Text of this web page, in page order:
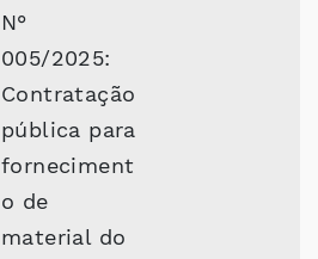
N°
005/2025:
Contratação
pública para
forneciment
o de
material do